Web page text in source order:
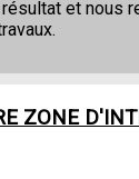
et nous
ZONE